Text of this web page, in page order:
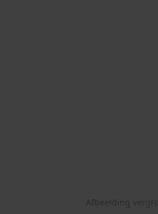
Afbeelding